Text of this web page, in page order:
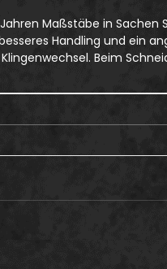
Jahren Maßstäbe in
Handling und ein
Beim